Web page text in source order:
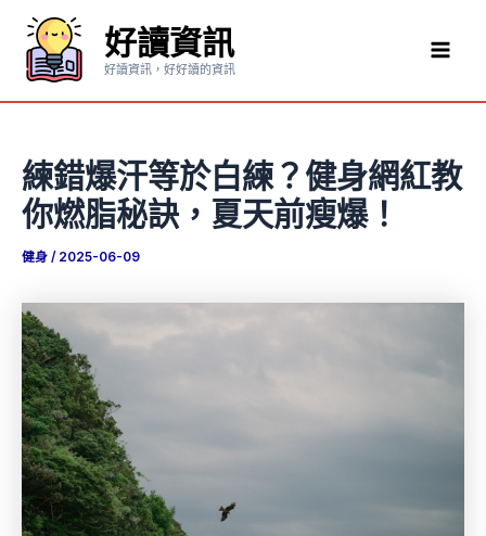
要
好讀資訊
好讀資訊，好好讀的資訊
練錯爆汗等於白練？健身網紅教
你燃脂秘訣，夏天前瘦爆！
健身 / 2025-06-09